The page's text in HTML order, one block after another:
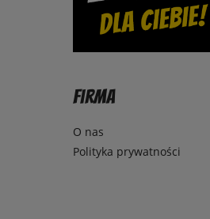
Firma
O nas
Polityka prywatności